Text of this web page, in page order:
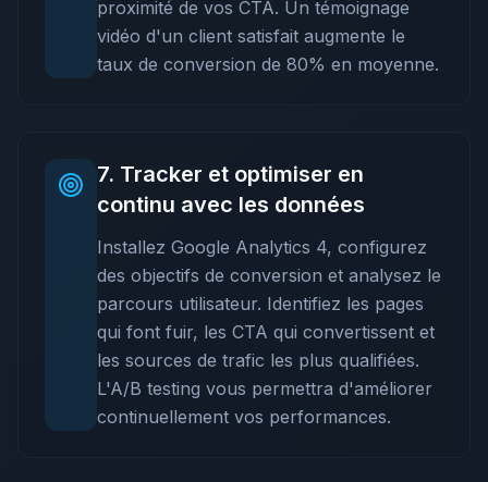
proximité de vos CTA. Un témoignage
vidéo d'un client satisfait augmente le
taux de conversion de 80% en moyenne.
7. Tracker et optimiser en
continu avec les données
Installez Google Analytics 4, configurez
des objectifs de conversion et analysez le
parcours utilisateur. Identifiez les pages
qui font fuir, les CTA qui convertissent et
les sources de trafic les plus qualifiées.
L'A/B testing vous permettra d'améliorer
continuellement vos performances.